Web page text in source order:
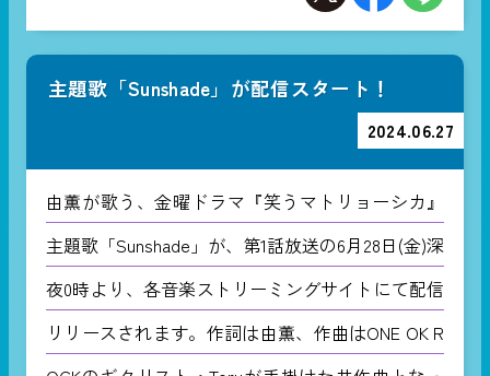
主題歌「Sunshade」が配信スタート！
2024.06.27
由薫が歌う、金曜ドラマ『笑うマトリョーシカ』
主題歌「Sunshade」が、第1話放送の6月28日(金)深
夜0時より、各音楽ストリーミングサイトにて配信
リリースされます。作詞は由薫、作曲はONE OK R